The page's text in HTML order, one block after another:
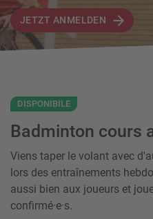
JETZT ANMELDEN
DISPONIBILE
Badminton cours
Viens taper le volant avec
lors des entraînements
aussi bien aux joueurs et
confirmé·e·s.